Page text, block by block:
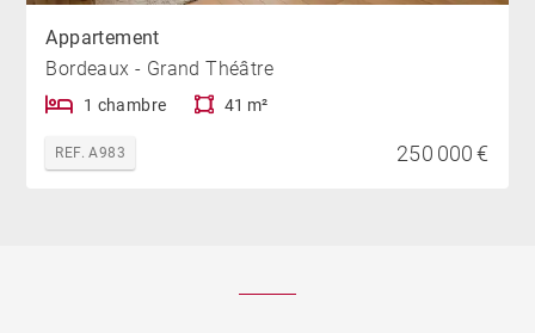
Appartement
Bordeaux - Grand Théâtre
1 chambre 41 m²
REF. A983 250 000 €